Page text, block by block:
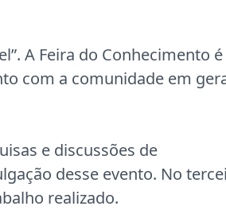
A Feira do Conhecimento é
com a comunidade em
e discussões de
desse evento. No
realizado.